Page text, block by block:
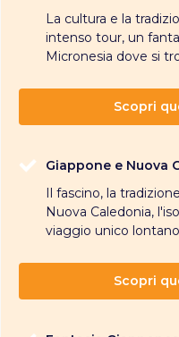
La cultura e la
intenso tour, un
Micronesia dove si
Scopri
Giappone e Nuova
Il fascino, la
Nuova Caledonia,
viaggio unico
Scopri